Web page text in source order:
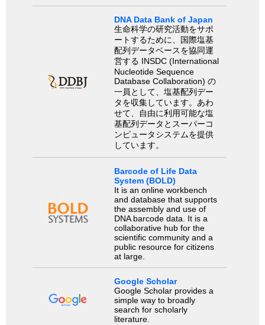
DNA Data Bank of Japan
生命科学の研究活動をサポ
ートするために、国際塩基
配列データベースを協同運
営する INSDC (International
Nucleotide Sequence
Database Collaboration) の
一員として、塩基配列デー
タを収集しています。あわ
せて、自由に利用可能な塩
基配列データとスーパーコ
ンピュータシステムを提供
しています。
Barcode of Life Data
System (BOLD)
It is an online workbench
and database that supports
the assembly and use of
DNA barcode data. It is a
collaborative hub for the
scientific community and a
public resource for citizens
at large.
Google Scholar
Google Scholar provides a
simple way to broadly
search for scholarly
literature.